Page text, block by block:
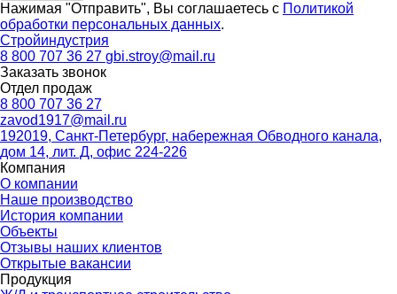
Нажимая "Отправить", Вы соглашаетесь с Политикой
обработки персональных данных.
Стройиндустрия
8 800 707 36 27 gbi.stroy@mail.ru
Заказать звонок
Отдел продаж
8 800 707 36 27
zavod1917@mail.ru
192019, Санкт-Петербург, набережная Обводного канала,
дом 14, лит. Д, офис 224-226
Компания
О компании
Наше производство
История компании
Объекты
Отзывы наших клиентов
Открытые вакансии
Продукция